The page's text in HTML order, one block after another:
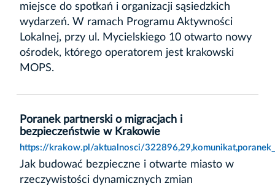
miejsce do spotkań i organizacji sąsiedzkich
wydarzeń. W ramach Programu Aktywności
Lokalnej, przy ul. Mycielskiego 10 otwarto nowy
ośrodek, którego operatorem jest krakowski
MOPS.
Poranek partnerski o migracjach i
bezpieczeństwie w Krakowie
https://krakow.pl/aktualnosci/
Jak budować bezpieczne i otwarte miasto w
rzeczywistości dynamicznych zmian